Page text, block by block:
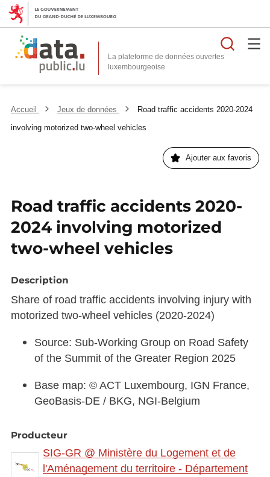
La plateforme de données ouvertes
Accueil Jeux de données
Road traffic accidents 2020-2024
involving motorized two-wheel vehicles
Ajouter aux favoris
Road traffic accidents 2020-
2024 involving motorized
two-wheel vehicles
Description
Share of road traffic accidents involving injury with
motorized two-wheel vehicles (2020-2024)
Source: Sub-Working Group on Road Safety
of the Summit of the Greater Region 2025
Base map: © ACT Luxembourg, IGN France,
GeoBasis-DE / BKG, NGI-Belgium
Producteur
SIG-GR @ Ministère du Logement et de
l'Aménagement du territoire - Département